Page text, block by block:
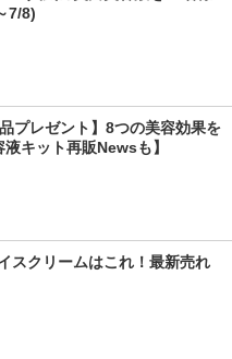
7/8)
プレゼント】8つの美容効果を
キット再販Newsも】
スクリームはこれ！最新売れ